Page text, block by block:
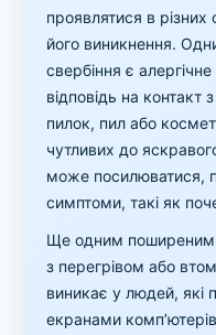
проявлятися в
його виникнення.
свербіння є
відповідь на
пилок, пил або
чутливих до
може посилюватися,
симптоми, такі як
Ще одним поширеним
з перегрівом або
виникає у людей, які
екранами